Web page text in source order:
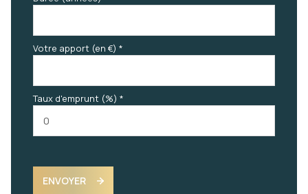
Votre apport (en €) *
Taux d'emprunt (%) *
ENVOYER